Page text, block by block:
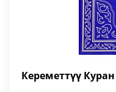
Кереметтүү Куран